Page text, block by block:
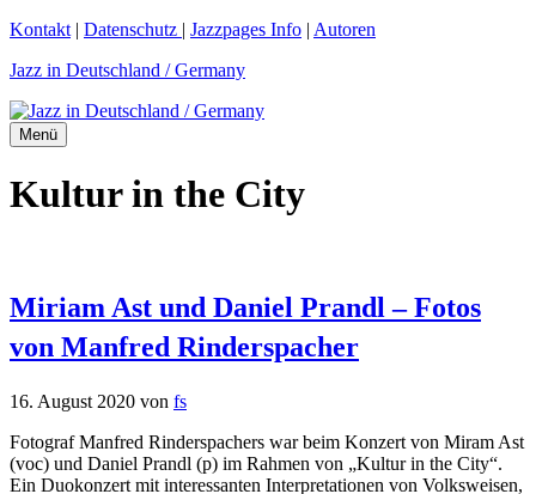
Zum
springen
Kontakt | Datenschutz | Jazzpages Info | Autoren
Jazz in Deutschland / Germany
Menü
Kultur in the City
Miriam Ast und Daniel Prandl – Fotos
von Manfred Rinderspacher
16. August 2020 von fs
Fotograf Manfred Rinderspachers war beim Konzert von Miram Ast
(voc) und Daniel Prandl (p) im Rahmen von „Kultur in the City“.
Ein Duokonzert mit interessanten Interpretationen von Volksweisen,